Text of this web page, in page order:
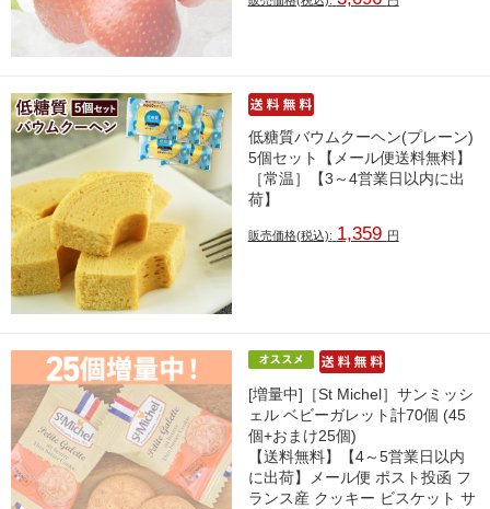
低糖質バウムクーヘン(プレーン)
5個セット【メール便送料無料】
［常温］【3～4営業日以内に出
荷】
販売価格(税込): 1,359 円
[増量中]［St Michel］サンミッシ
ェル ベビーガレット計70個 (45
個+おまけ25個)
【送料無料】【4～5営業日以内
に出荷】メール便 ポスト投函 フ
ランス産 クッキー ビスケット サ